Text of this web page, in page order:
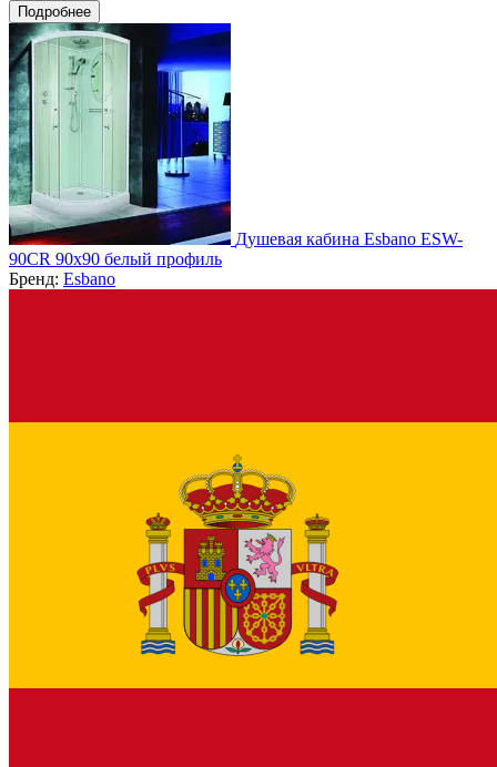
Подробнее
Душевая кабина Esbano ESW-
90CR 90х90 белый профиль
Бренд: Esbano